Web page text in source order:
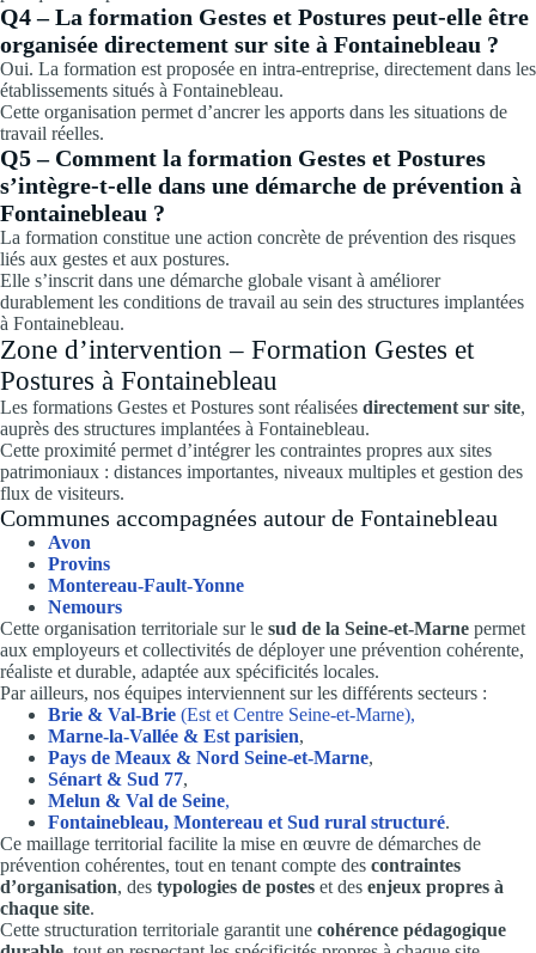
Q4 – La formation Gestes et Postures peut-elle être
organisée directement sur site à Fontainebleau ?
Oui. La formation est proposée en intra-entreprise, directement dans les
établissements situés à Fontainebleau.
Cette organisation permet d’ancrer les apports dans les situations de
travail réelles.
Q5 – Comment la formation Gestes et Postures
s’intègre-t-elle dans une démarche de prévention à
Fontainebleau ?
La formation constitue une action concrète de prévention des risques
liés aux gestes et aux postures.
Elle s’inscrit dans une démarche globale visant à améliorer
durablement les conditions de travail au sein des structures implantées
à Fontainebleau.
Zone d’intervention – Formation Gestes et
Postures à Fontainebleau
Les formations Gestes et Postures sont réalisées directement sur site,
auprès des structures implantées à Fontainebleau.
Cette proximité permet d’intégrer les contraintes propres aux sites
patrimoniaux : distances importantes, niveaux multiples et gestion des
flux de visiteurs.
Communes accompagnées autour de Fontainebleau
Avon
Provins
Montereau-Fault-Yonne
Nemours
Cette organisation territoriale sur le sud de la Seine-et-Marne permet
aux employeurs et collectivités de déployer une prévention cohérente,
réaliste et durable, adaptée aux spécificités locales.
Par ailleurs, nos équipes interviennent sur les différents secteurs :
Brie & Val-Brie (Est et Centre Seine-et-Marne),
Marne-la-Vallée & Est parisien,
Pays de Meaux & Nord Seine-et-Marne,
Sénart & Sud 77,
Melun & Val de Seine,
Fontainebleau, Montereau et Sud rural structuré.
Ce maillage territorial facilite la mise en œuvre de démarches de
prévention cohérentes, tout en tenant compte des contraintes
d’organisation, des typologies de postes et des enjeux propres à
chaque site.
Cette structuration territoriale garantit une cohérence pédagogique